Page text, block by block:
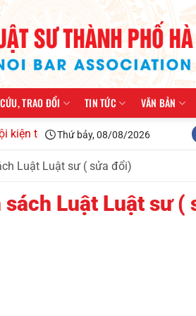
TRAO ĐỔI TIN TỨC VĂN BẢN
tổ chức, triển khai công tác năm
Thứ bảy, 08/08/2026
Luật Luật sư ( sửa đổi)
Luật Luật sư (